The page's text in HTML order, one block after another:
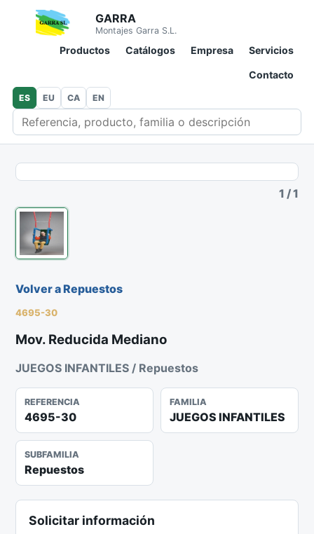
GARRA
Montajes Garra S.L.
Productos Catálogos Empresa Servicios
Contacto
Buscar en catálogo
ES EU CA EN
1 /1
Volver a Repuestos
4695-30
Mov. Reducida Mediano
JUEGOS INFANTILES / Repuestos
REFERENCIA
4695-30
FAMILIA
JUEGOS INFANTILES
SUBFAMILIA
Repuestos
Solicitar información